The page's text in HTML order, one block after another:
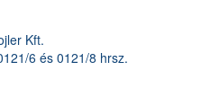
Kft.
6 és 0121/8 hrsz.